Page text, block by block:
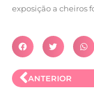
exposição a cheiros
ANTERIOR